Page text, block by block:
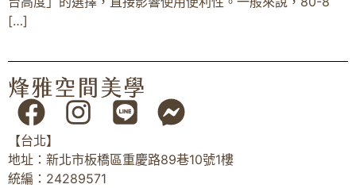
[…]
【台北】
地址：新北市板橋區重慶路89巷10號1樓
統編：24289571